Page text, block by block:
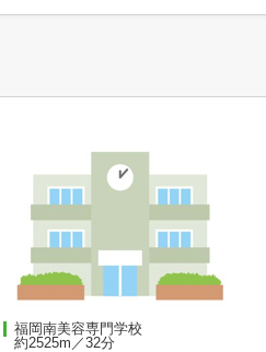
福岡南美容専門学校
約2525m／32分